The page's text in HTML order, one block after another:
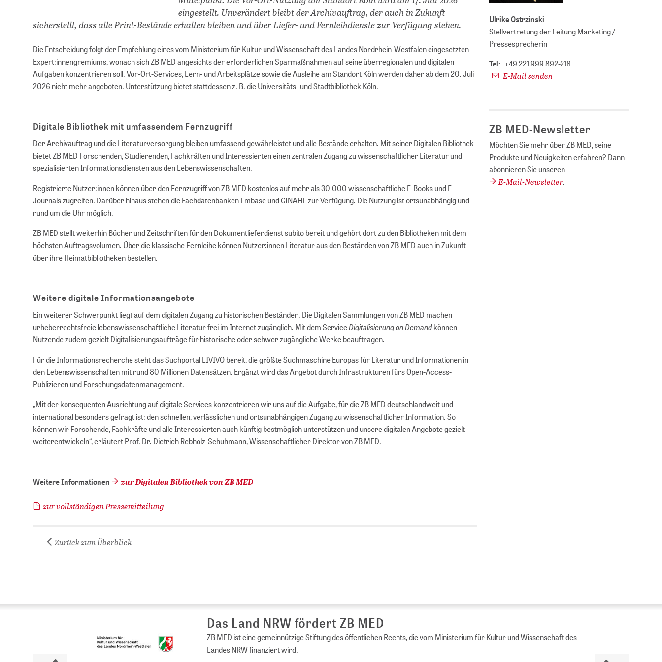
eingestellt. Unverändert bleibt der Archivauftrag, der auch in Zukunft
sicherstellt, dass alle Print-Bestände erhalten bleiben und über Liefer- und Fernleihdienste zur Verfügung stehen.
Die Entscheidung folgt der Empfehlung eines vom Ministerium für Kultur und Wissenschaft des Landes Nordrhein-Westfalen eingesetzten
Expert:innengremiums, wonach sich ZB MED angesichts der erforderlichen Sparmaßnahmen auf seine überregionalen und digitalen
Aufgaben konzentrieren soll. Vor-Ort-Services, Lern- und Arbeitsplätze sowie die Ausleihe am Standort Köln werden daher ab dem 20. Juli
2026 nicht mehr angeboten. Unterstützung bietet stattdessen z. B. die Universitäts- und Stadtbibliothek Köln.
Digitale Bibliothek mit umfassendem Fernzugriff
Der Archivauftrag und die Literaturversorgung bleiben umfassend gewährleistet und alle Bestände erhalten. Mit seiner Digitalen Bibliothek
bietet ZB MED Forschenden, Studierenden, Fachkräften und Interessierten einen zentralen Zugang zu wissenschaftlicher Literatur und
spezialisierten Informationsdiensten aus den Lebenswissenschaften.
Registrierte Nutzer:innen können über den Fernzugriff von ZB MED kostenlos auf mehr als 30.000 wissenschaftliche E-Books und E-
Journals zugreifen. Darüber hinaus stehen die Fachdatenbanken Embase und CINAHL zur Verfügung. Die Nutzung ist ortsunabhängig und
rund um die Uhr möglich.
ZB MED stellt weiterhin Bücher und Zeitschriften für den Dokumentlieferdienst subito bereit und gehört dort zu den Bibliotheken mit dem
höchsten Auftragsvolumen. Über die klassische Fernleihe können Nutzer:innen Literatur aus den Beständen von ZB MED auch in Zukunft
über ihre Heimatbibliotheken bestellen.
Weitere digitale Informationsangebote
Ein weiterer Schwerpunkt liegt auf dem digitalen Zugang zu historischen Beständen. Die Digitalen Sammlungen von ZB MED machen
urheberrechtsfreie lebenswissenschaftliche Literatur frei im Internet zugänglich. Mit dem ServiceDigitalisierung on Demandkönnen
Nutzende zudem gezielt Digitalisierungsaufträge für historische oder schwer zugängliche Werke beauftragen.
Für die Informationsrecherche steht das Suchportal LIVIVO bereit, die größte Suchmaschine Europas für Literatur und Informationen in
den Lebenswissenschaften mit rund 80 Millionen Datensätzen. Ergänzt wird das Angebot durch Infrastrukturen fürs Open-Access-
Publizieren und Forschungs­daten­manage­ment.
„Mit der konsequenten Ausrichtung auf digitale Services konzentrieren wir uns auf die Aufgabe, für die ZB MED deutschlandweit und
international besonders gefragt ist: den schnellen, verlässlichen und ortsunabhängigen Zugang zu wissenschaftlicher Information. So
können wir Forschende, Fachkräfte und alle Interessierten auch künftig bestmöglich unterstützen und unsere digitalen Angebote gezielt
weiterentwickeln“, erläutert Prof. Dr. Dietrich Rebholz-Schuhmann, Wissenschaftlicher Direktor von ZB MED.
Weitere Informationen zur Digitalen Bibliothek von ZB MED
zur vollständigen Pressemitteilung
Zurück zum Überblick
Ulrike Ostrzinski
Stellvertretung der Leitung Marketing /
Pressesprecherin
Tel: +49 221 999 892-216
E-Mail senden
ZB MED-Newsletter
Möchten Sie mehr über ZB MED, seine
Produkte und Neuigkeiten erfahren? Dann
abonnieren Sie unseren
E-Mail-Newsletter.
Das Land NRW fördert ZB MED
ZB MED ist eine gemeinnützige Stiftung des öffentlichen Rechts, die vom Ministerium für Kultur und Wissenschaft des
Landes NRW finanziert wird.